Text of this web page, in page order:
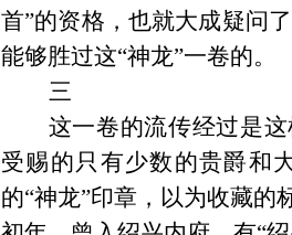
首”的资格，也就大成疑问
能够胜过这“神龙”一卷的。
三
这一卷的流传经过是
受赐的只有少数的贵爵和
的“神龙”印章，以为收藏的